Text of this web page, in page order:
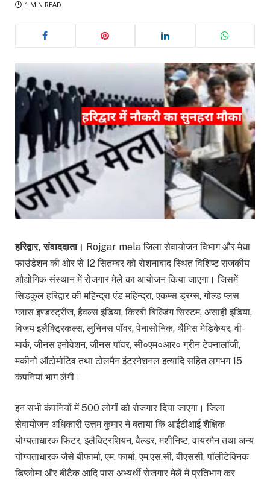
1 MIN READ
हरिद्वार, संवाददाता। Rojgar mela जिला सेवायोजन विभाग और मेधा
फाउंडेशन की ओर से 12 सितम्बर को रोशनाबाद स्थित विशिष्ट राजकीय
औद्योगिक संस्थान में रोजगार मेले का आयोजन किया जाएगा। जिसमें
सिडकुल हरिद्वार की महिन्द्रा एंड महिन्द्रा, एकम्स ड्रग्स, गोल्ड प्लस
ग्लास इण्डस्ट्रीज, हैवल्स इंडिया, किरबी बिल्डिंग सिस्टम, असाही इंडिया,
विजय इलैक्ट्रिकल्स, लुनिनस पॉवर, पेनासोनिक, थैमिस मेडिकेयर, वी-
मार्क, जीनस इनोवेशन, जीनस पॉवर, सी०एम०आर० ग्रीन टेक्नालॉजी,
मकीनो ऑटोमोटिव तथा टोलमैन इंटरनेशनल इत्यादि सहित लगभग 15
कंपनियां भाग लेंगी।
इन सभी कंपनियों में 500 लोगों को रोजगार दिया जाएगा। जिला
सेवायोजन अधिकारी उत्तम कुमार ने बताया कि आईटीआई शैक्षिक
योग्यताधारक फिटर, इलैक्ट्रिशियन, वैल्डर, मशीनिष्ट, वायरमैन तथा अन्य
योग्यताधारक जैसे बीफार्मा, एम. फार्मा, एम.एस.सी, बीएससी, पॉलीटेक्निक
डिप्लोमा और बीटैक आदि पास अभ्यर्थी रोजगार मेलें में प्रतिभाग कर